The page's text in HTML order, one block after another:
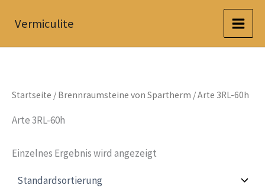
InhaltVermiculite
Startseite / Brennraumsteine von Spartherm / Arte 3RL-60h
Arte 3RL-60h
Einzelnes Ergebnis wird angezeigt